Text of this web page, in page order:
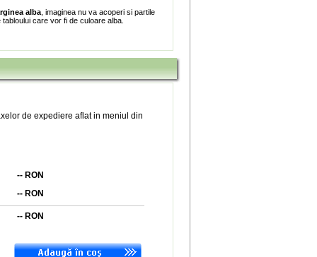
alba , imaginea nu va acoperi si partile
tabloului care vor fi de culoare alba.
de expediere aflat in meniul din
-- RON
-- RON
-- RON